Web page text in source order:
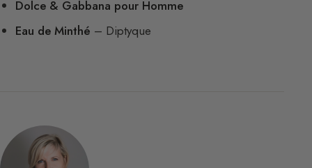
Dolce & Gabbana pour Homme
Eau de Minthé – Diptyque